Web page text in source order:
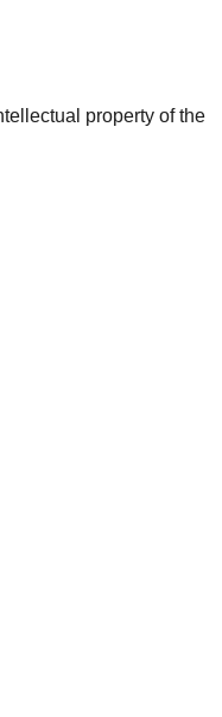
property of the